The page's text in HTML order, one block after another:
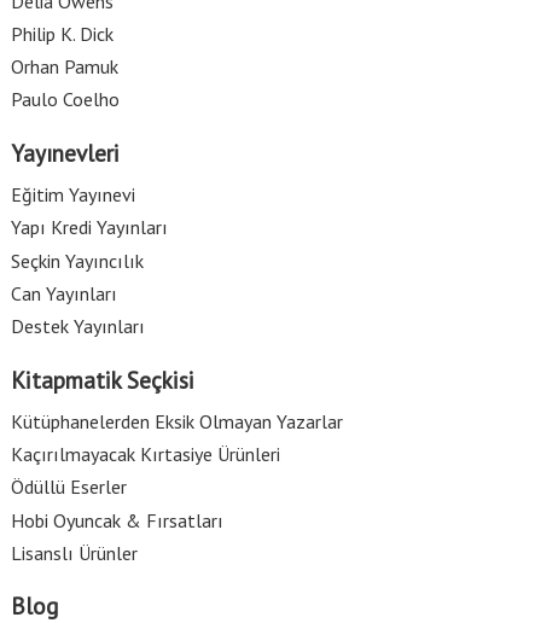
Philip K. Dick
Orhan Pamuk
Paulo Coelho
Yayınevleri
Eğitim Yayınevi
Yapı Kredi Yayınları
Seçkin Yayıncılık
Can Yayınları
Destek Yayınları
Kitapmatik Seçkisi
Kütüphanelerden Eksik Olmayan Yazarlar
Kaçırılmayacak Kırtasiye Ürünleri
Ödüllü Eserler
Hobi Oyuncak & Fırsatları
Lisanslı Ürünler
Blog